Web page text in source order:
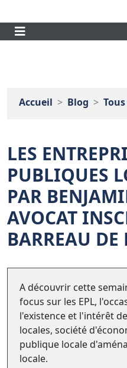
Accueil Blog
LES
PUBLIQUES
PAR
AVOCAT
BARREAU DE
A découvrir cette
focus sur les EPL,
l'existence et l'intérêt
locales, société
publique locale
locale.